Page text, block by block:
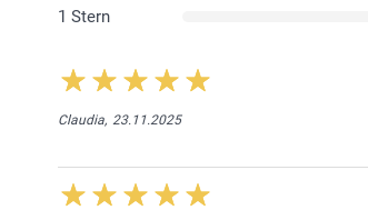
1 Stern
Claudia, 23.11.2025